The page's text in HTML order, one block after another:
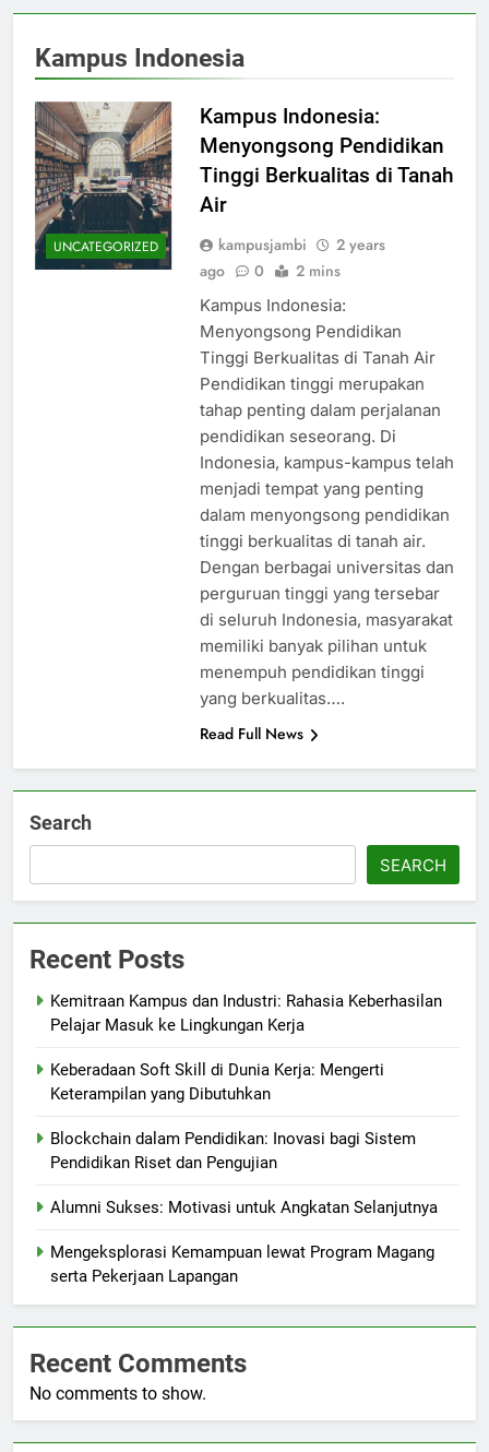
Kampus Indonesia
UNCATEGORIZED
Kampus Indonesia:
Menyongsong Pendidikan
Tinggi Berkualitas di Tanah
Air
kampusjambi
2 years
ago
0 2 mins
Kampus Indonesia:
Menyongsong Pendidikan
Tinggi Berkualitas di Tanah Air
Pendidikan tinggi merupakan
tahap penting dalam perjalanan
pendidikan seseorang. Di
Indonesia, kampus-kampus telah
menjadi tempat yang penting
dalam menyongsong pendidikan
tinggi berkualitas di tanah air.
Dengan berbagai universitas dan
perguruan tinggi yang tersebar
di seluruh Indonesia, masyarakat
memiliki banyak pilihan untuk
menempuh pendidikan tinggi
yang berkualitas….
Read Full News
Search
SEARCH
Recent Posts
Kemitraan Kampus dan Industri: Rahasia Keberhasilan
Pelajar Masuk ke Lingkungan Kerja
Keberadaan Soft Skill di Dunia Kerja: Mengerti
Keterampilan yang Dibutuhkan
Blockchain dalam Pendidikan: Inovasi bagi Sistem
Pendidikan Riset dan Pengujian
Alumni Sukses: Motivasi untuk Angkatan Selanjutnya
Mengeksplorasi Kemampuan lewat Program Magang
serta Pekerjaan Lapangan
Recent Comments
No comments to show.